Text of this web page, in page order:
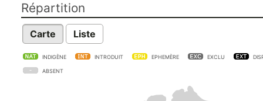
Répartition
Carte Liste
INDIGÈNE INTRODUIT EPHEMÈRE EXCLU
ABSENT